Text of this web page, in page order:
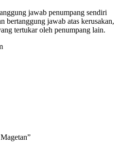
jawab penumpang sendiri
bertanggung jawab atas kerusakan,
tertukar oleh penumpang lain.